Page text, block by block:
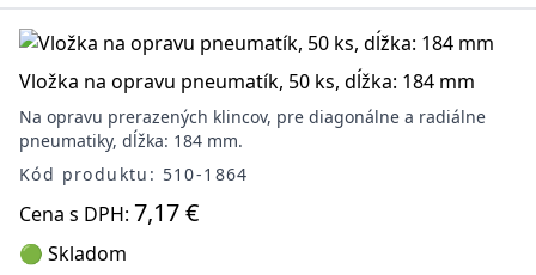
Vložka na opravu pneumatík, 50 ks, dĺžka: 184 mm
Na opravu prerazených klincov, pre diagonálne a radiálne
pneumatiky, dĺžka: 184 mm.
Kód produktu: 510-1864
Cena s DPH: 7,17 €
🟢 Skladom